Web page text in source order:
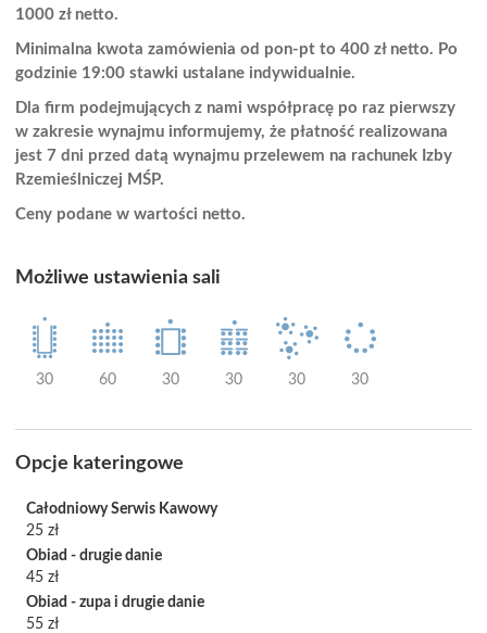
1000 zł netto.
Minimalna kwota zamówienia od pon-pt to 400 zł netto. Po
godzinie 19:00 stawki ustalane indywidualnie.
Dla firm podejmujących z nami współpracę po raz pierwszy
w zakresie wynajmu informujemy, że płatność realizowana
jest 7 dni przed datą wynajmu przelewem na rachunek Izby
Rzemieślniczej MŚP.
Ceny podane w wartości netto.
Możliwe ustawienia sali
30 60 30 30 30 30
Opcje kateringowe
Całodniowy Serwis Kawowy
25 zł
Obiad - drugie danie
45 zł
Obiad - zupa i drugie danie
55 zł